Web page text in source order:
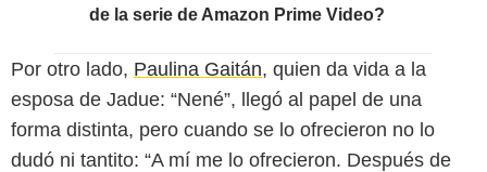
de la serie de Amazon Prime Video?
Por otro lado, Paulina Gaitán, quien da vida a la
esposa de Jadue: “Nené”, llegó al papel de una
forma distinta, pero cuando se lo ofrecieron no lo
dudó ni tantito: “A mí me lo ofrecieron. Después de